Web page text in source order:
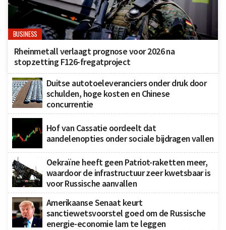
BUSINESS
Rheinmetall verlaagt prognose voor 2026 na
stopzetting F126-fregatproject
Duitse autotoeleveranciers onder druk door
schulden, hoge kosten en Chinese
concurrentie
Hof van Cassatie oordeelt dat
aandelenopties onder sociale bijdragen vallen
Oekraïne heeft geen Patriot-raketten meer,
waardoor de infrastructuur zeer kwetsbaar is
voor Russische aanvallen
Amerikaanse Senaat keurt
sanctiewetsvoorstel goed om de Russische
energie-economie lam te leggen